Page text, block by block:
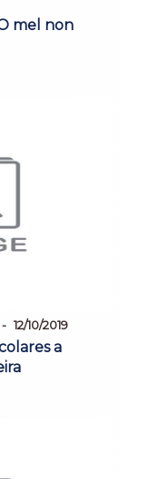
mel non
12/10/2019
a